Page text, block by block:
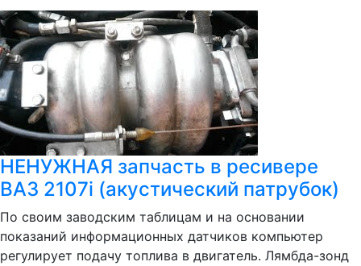
НЕНУЖНАЯ запчасть в ресивере
ВАЗ 2107i (акустический патрубок)
По своим заводским таблицам и на основании
показаний информационных датчиков компьютер
регулирует подачу топлива в двигатель. Лямбда-зонд